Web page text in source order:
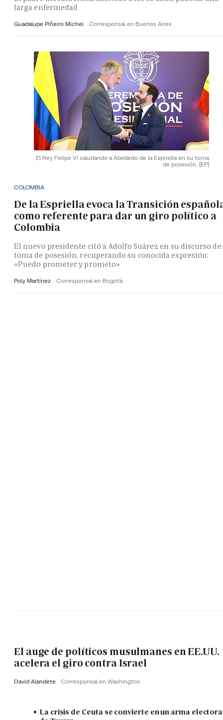
larga enfermedad
Guadalupe Piñeiro Michel Corresponsal en Buenos Aires
El Rey Felipe VI saludando a Abelardo de la Espriella en su toma
de posesión. (EP)
COLOMBIA
De la Espriella evoca la Transición
como referente para dar un giro político a
Colombia
El nuevo presidente citó a Adolfo Suárez en su discurso de
toma de posesión, recuperando su conocida expresión:
«Puedo prometer y prometo»
Poly Martínez Corresponsal en Bogotá
El auge de políticos musulmanes en EE.UU.
acelera el giro contra Israel
David Alandete Corresponsal en Washington
La crisis de Ceuta se convierte en un arma